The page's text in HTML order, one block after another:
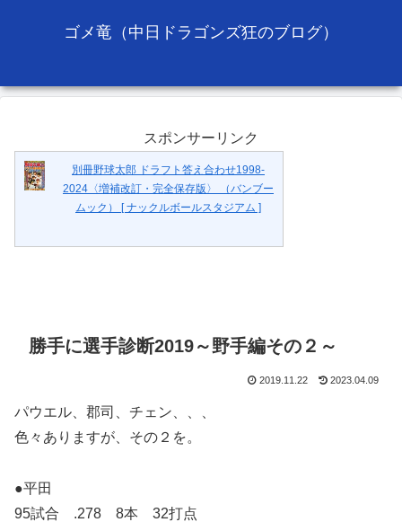
ゴメ竜（中日ドラゴンズ狂のブログ）
スポンサーリンク
別冊野球太郎 ドラフト答え合わせ1998-
2024〈増補改訂・完全保存版〉 （バンブー
ムック） [ ナックルボールスタジアム ]
勝手に選手診断2019～野手編その２～
2019.11.22 2023.04.09
パウエル、郡司、チェン、、、
色々ありますが、その２を。
●平田
95試合 .278 8本 32打点